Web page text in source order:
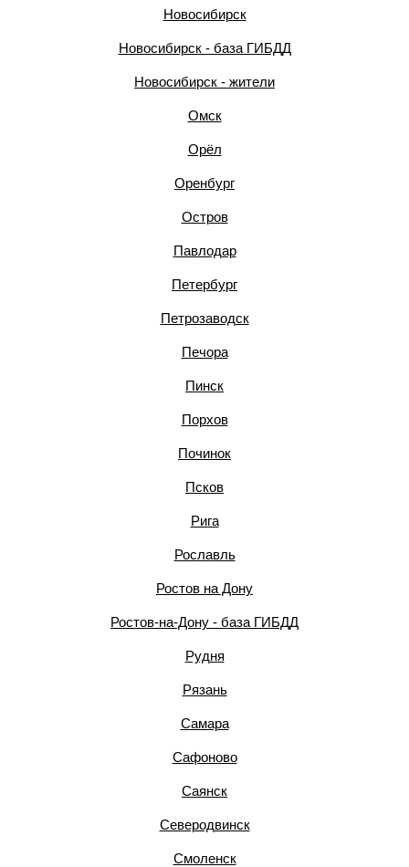
Новосибирск
Новосибирск - база ГИБДД
Новосибирск - жители
Омск
Орёл
Оренбург
Остров
Павлодар
Петербург
Петрозаводск
Печора
Пинск
Порхов
Починок
Псков
Рига
Рославль
Ростов на Дону
Ростов-на-Дону - база ГИБДД
Рудня
Рязань
Самара
Сафоново
Саянск
Северодвинск
Смоленск